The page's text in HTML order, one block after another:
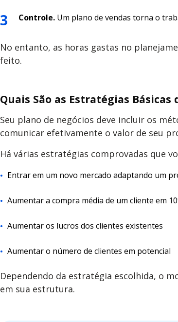
Controle. Um plano de vendas torna o
No entanto, as horas gastas no
feito.
Quais São as Estratégias Básicas
Seu plano de negócios deve incluir os
comunicar efetivamente o valor de seu
Há várias estratégias comprovadas que
Entrar em um novo mercado adaptando um
Aumentar a compra média de um cliente em
Aumentar os lucros dos clientes existentes
Aumentar o número de clientes em potencial
Dependendo da estratégia escolhida, o
em sua estrutura.